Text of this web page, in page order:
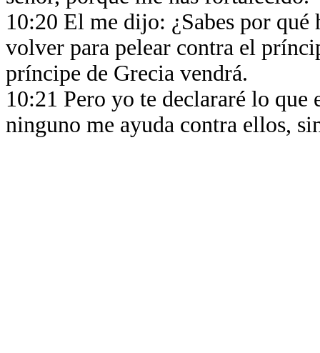
10:20 El me dijo: ¿Sabes por qué
volver para pelear contra el
príncipe de Grecia vendrá.
10:21 Pero yo te declararé lo
ninguno me ayuda contra ellos,